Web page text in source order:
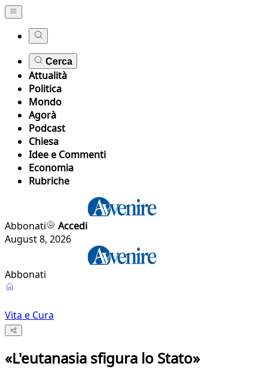
Cerca
Attualità
Politica
Mondo
Agorà
Podcast
Chiesa
Idee e Commenti
Economia
Rubriche
Abbonati
Accedi
August 8, 2026
Abbonati
Vita e Cura
«L'eutanasia sfigura lo Stato»